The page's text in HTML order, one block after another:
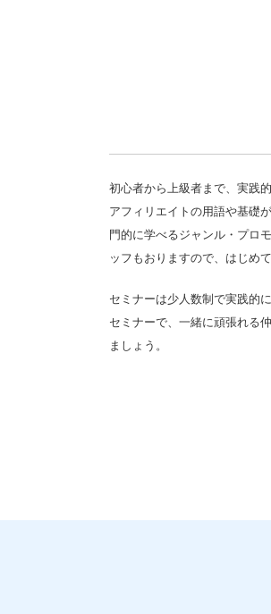
初心者から上級者まで、実践
アフィリエイトの用語や基礎
門的に学べるジャンル・プロ
ッフもおりますので、はじめ
セミナーは少人数制で実践的
セミナーで、一緒に頑張れる
ましょう。